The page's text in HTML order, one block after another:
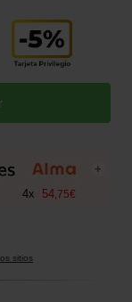
+
4x 54, 75€
sitios